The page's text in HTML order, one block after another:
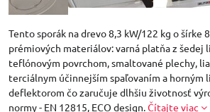
Tento sporák na drevo 8,3 kW/122 kg o šírke
prémiových materiálov: varná platňa z
teflónovým povrchom, smaltované plechy,
terciálnym účinnejším spaľovaním a horným
deflektorom čo zaručuje dlhšiu životnosť
normy - EN 12815, ECO design.Čítajte viac